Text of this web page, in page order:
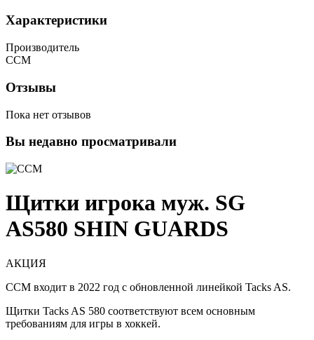
Характеристики
Производитель
CCM
Отзывы
Пока нет отзывов
Вы недавно просматривали
Щитки игрока муж. SG
AS580 SHIN GUARDS
АКЦИЯ
CCM входит в 2022 год с обновленной линейкой Tacks AS.
Щитки Tacks AS 580 соответствуют всем основным
требованиям для игры в хоккей.